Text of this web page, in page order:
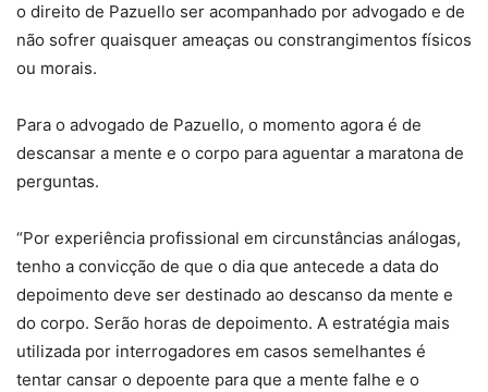
o direito de Pazuello ser acompanhado por advogado e de
não sofrer quaisquer ameaças ou constrangimentos físicos
ou morais.
Para o advogado de Pazuello, o momento agora é de
descansar a mente e o corpo para aguentar a maratona de
perguntas.
“Por experiência profissional em circunstâncias análogas,
tenho a convicção de que o dia que antecede a data do
depoimento deve ser destinado ao descanso da mente e
do corpo. Serão horas de depoimento. A estratégia mais
utilizada por interrogadores em casos semelhantes é
tentar cansar o depoente para que a mente falhe e o